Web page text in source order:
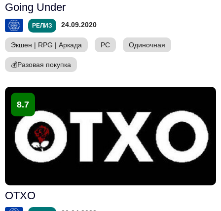
Going Under
РЕЛИЗ 24.09.2020
Экшен | RPG | Аркада PC Одиночная
💰Разовая покупка
8.7
OTXO